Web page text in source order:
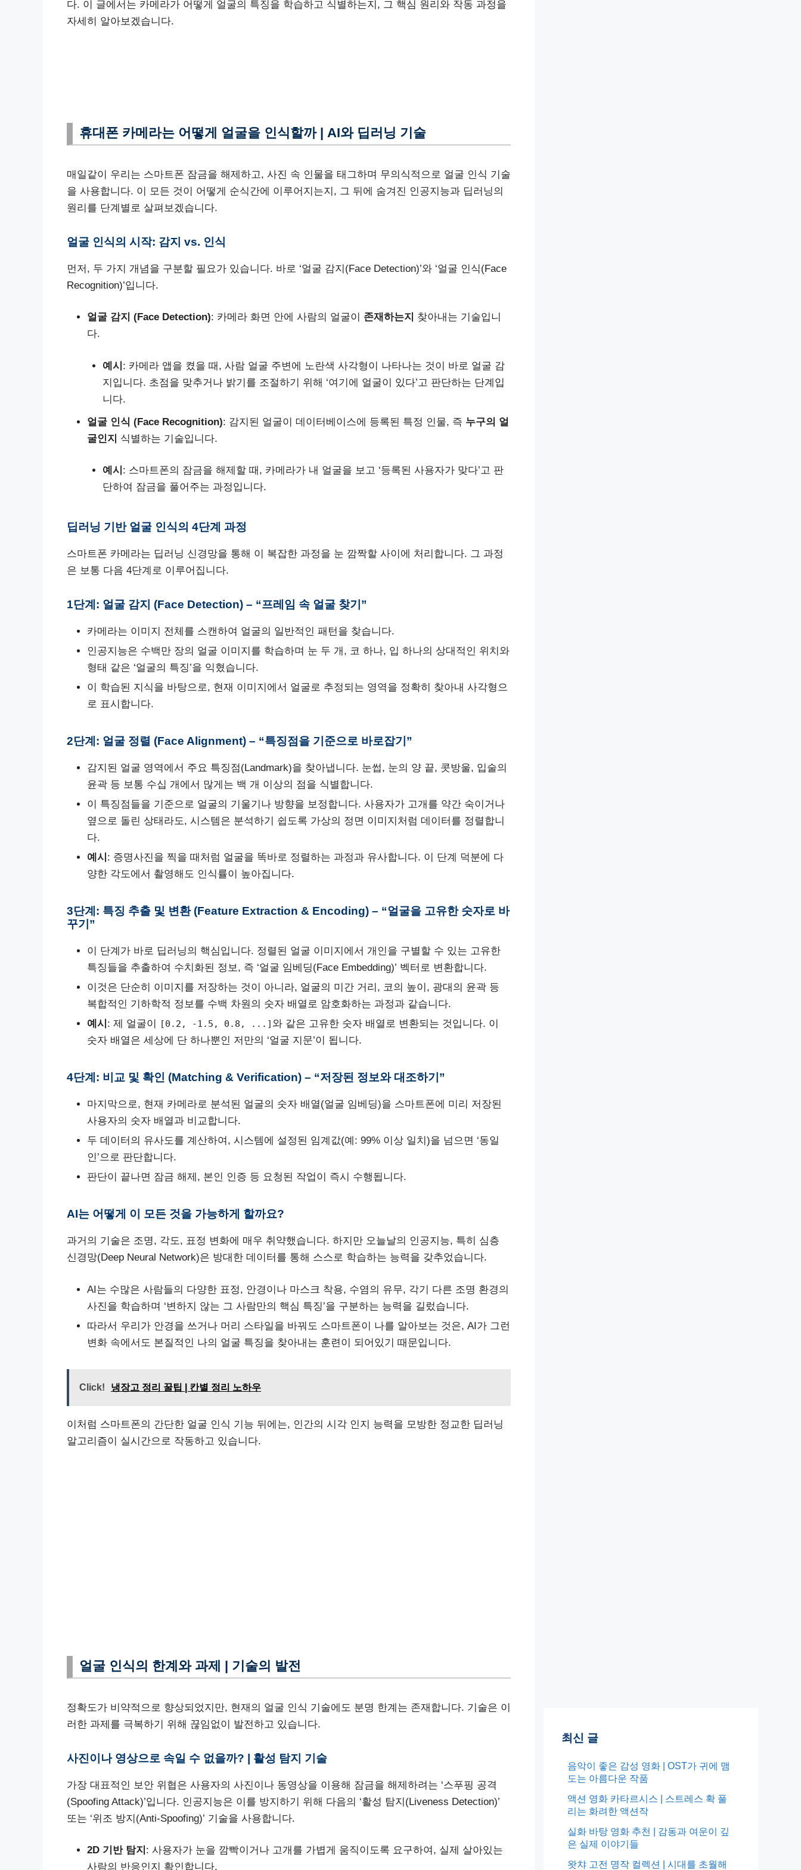
다. 이 글에서는 카메라가 어떻게 얼굴의 특징을 학습하고 식별하는지, 그 핵심 원리와 작동 과정을
자세히 알아보겠습니다.
휴대폰 카메라는 어떻게 얼굴을 인식할까 | AI와 딥러닝 기술
매일같이 우리는 스마트폰 잠금을 해제하고, 사진 속 인물을 태그하며 무의식적으로 얼굴 인식 기술
을 사용합니다. 이 모든 것이 어떻게 순식간에 이루어지는지, 그 뒤에 숨겨진 인공지능과 딥러닝의
원리를 단계별로 살펴보겠습니다.
얼굴 인식의 시작: 감지 vs. 인식
먼저, 두 가지 개념을 구분할 필요가 있습니다. 바로 ‘얼굴 감지(Face Detection)’와 ‘얼굴 인식(Face
Recognition)’입니다.
얼굴 감지 (Face Detection): 카메라 화면 안에 사람의 얼굴이 존재하는지 찾아내는 기술입니
다.
예시 : 카메라 앱을 켰을 때, 사람 얼굴 주변에 노란색 사각형이 나타나는 것이 바로 얼굴 감
지입니다. 초점을 맞추거나 밝기를 조절하기 위해 ‘여기에 얼굴이 있다’고 판단하는 단계입
니다.
얼굴 인식 (Face Recognition): 감지된 얼굴이 데이터베이스에 등록된 특정 인물, 즉 누구의 얼
굴인지 식별하는 기술입니다.
예시 : 스마트폰의 잠금을 해제할 때, 카메라가 내 얼굴을 보고 ‘등록된 사용자가 맞다’고 판
단하여 잠금을 풀어주는 과정입니다.
딥러닝 기반 얼굴 인식의 4단계 과정
스마트폰 카메라는 딥러닝 신경망을 통해 이 복잡한 과정을 눈 깜짝할 사이에 처리합니다. 그 과정
은 보통 다음 4단계로 이루어집니다.
1단계: 얼굴 감지 (Face Detection) – “프레임 속 얼굴 찾기”
카메라는 이미지 전체를 스캔하여 얼굴의 일반적인 패턴을 찾습니다.
인공지능은 수백만 장의 얼굴 이미지를 학습하며 눈 두 개, 코 하나, 입 하나의 상대적인 위치와
형태 같은 ‘얼굴의 특징’을 익혔습니다.
이 학습된 지식을 바탕으로, 현재 이미지에서 얼굴로 추정되는 영역을 정확히 찾아내 사각형으
로 표시합니다.
2단계: 얼굴 정렬 (Face Alignment) – “특징점을 기준으로 바로잡기”
감지된 얼굴 영역에서 주요 특징점(Landmark)을 찾아냅니다. 눈썹, 눈의 양 끝, 콧방울, 입술의
윤곽 등 보통 수십 개에서 많게는 백 개 이상의 점을 식별합니다.
이 특징점들을 기준으로 얼굴의 기울기나 방향을 보정합니다. 사용자가 고개를 약간 숙이거나
옆으로 돌린 상태라도, 시스템은 분석하기 쉽도록 가상의 정면 이미지처럼 데이터를 정렬합니
다.
예시 : 증명사진을 찍을 때처럼 얼굴을 똑바로 정렬하는 과정과 유사합니다. 이 단계 덕분에 다
양한 각도에서 촬영해도 인식률이 높아집니다.
3단계: 특징 추출 및 변환 (Feature Extraction & Encoding) – “얼굴을 고유한 숫자로 바
꾸기”
이 단계가 바로 딥러닝의 핵심입니다. 정렬된 얼굴 이미지에서 개인을 구별할 수 있는 고유한
특징들을 추출하여 수치화된 정보, 즉 ‘얼굴 임베딩(Face Embedding)’ 벡터로 변환합니다.
이것은 단순히 이미지를 저장하는 것이 아니라, 얼굴의 미간 거리, 코의 높이, 광대의 윤곽 등
복합적인 기하학적 정보를 수백 차원의 숫자 배열로 암호화하는 과정과 같습니다.
예시 : 제 얼굴이 [0.2, -1.5, 0.8, ...] 와 같은 고유한 숫자 배열로 변환되는 것입니다. 이
숫자 배열은 세상에 단 하나뿐인 저만의 ‘얼굴 지문’이 됩니다.
4단계: 비교 및 확인 (Matching & Verification) – “저장된 정보와 대조하기”
마지막으로, 현재 카메라로 분석된 얼굴의 숫자 배열(얼굴 임베딩)을 스마트폰에 미리 저장된
사용자의 숫자 배열과 비교합니다.
두 데이터의 유사도를 계산하여, 시스템에 설정된 임계값(예: 99% 이상 일치)을 넘으면 ‘동일
인’으로 판단합니다.
판단이 끝나면 잠금 해제, 본인 인증 등 요청된 작업이 즉시 수행됩니다.
AI는 어떻게 이 모든 것을 가능하게 할까요?
과거의 기술은 조명, 각도, 표정 변화에 매우 취약했습니다. 하지만 오늘날의 인공지능, 특히 심층
신경망(Deep Neural Network)은 방대한 데이터를 통해 스스로 학습하는 능력을 갖추었습니다.
AI는 수많은 사람들의 다양한 표정, 안경이나 마스크 착용, 수염의 유무, 각기 다른 조명 환경의
사진을 학습하며 ‘변하지 않는 그 사람만의 핵심 특징’을 구분하는 능력을 길렀습니다.
따라서 우리가 안경을 쓰거나 머리 스타일을 바꿔도 스마트폰이 나를 알아보는 것은, AI가 그런
변화 속에서도 본질적인 나의 얼굴 특징을 찾아내는 훈련이 되어있기 때문입니다.
Click! 냉장고 정리 꿀팁 | 칸별 정리 노하우
이처럼 스마트폰의 간단한 얼굴 인식 기능 뒤에는, 인간의 시각 인지 능력을 모방한 정교한 딥러닝
알고리즘이 실시간으로 작동하고 있습니다.
얼굴 인식의 한계와 과제 | 기술의 발전
정확도가 비약적으로 향상되었지만, 현재의 얼굴 인식 기술에도 분명 한계는 존재합니다. 기술은 이
러한 과제를 극복하기 위해 끊임없이 발전하고 있습니다.
사진이나 영상으로 속일 수 없을까? | 활성 탐지 기술
가장 대표적인 보안 위협은 사용자의 사진이나 동영상을 이용해 잠금을 해제하려는 ‘스푸핑 공격
(Spoofing Attack)’입니다. 인공지능은 이를 방지하기 위해 다음의 ‘활성 탐지(Liveness Detection)’
또는 ‘위조 방지(Anti-Spoofing)’ 기술을 사용합니다.
2D 기반 탐지 : 사용자가 눈을 깜빡이거나 고개를 가볍게 움직이도록 요구하여, 실제 살아있는
사람의 반응인지 확인합니다.
최신 글
음악이 좋은 감성 영화 | OST가 귀에 맴
도는 아름다운 작품
액션 영화 카타르시스 | 스트레스 확 풀
리는 화려한 액션작
실화 바탕 영화 추천 | 감동과 여운이 깊
은 실제 이야기들
왓챠 고전 명작 컬렉션 | 시대를 초월해